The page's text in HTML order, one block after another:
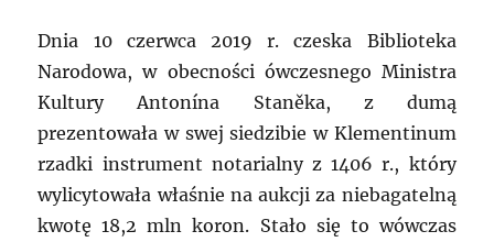
Dnia 10 czerwca 2019 r. czeska Biblioteka
Narodowa, w obecności ówczesnego Ministra
Kultury Antonína Staněka, z dumą
prezentowała w swej siedzibie w Klementinum
rzadki instrument notarialny z 1406 r., który
wylicytowała właśnie na aukcji za niebagatelną
kwotę 18,2 mln koron. Stało się to wówczas